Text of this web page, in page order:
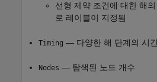
선형 제약 조건에 대한 해
로 레이블이 지정됨
Timing — 다양한 해 단계의 시
Nodes — 탐색된 노드 개수